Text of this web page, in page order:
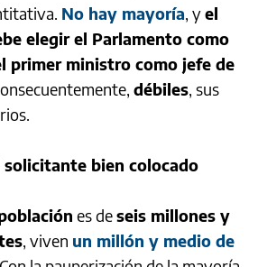
No hay mayoría, yel
elegir el Parlamento como
primer ministro como jefe de
débiles, sus
solicitante bien colocado
es deseis millones y
, viven un millón y medio de